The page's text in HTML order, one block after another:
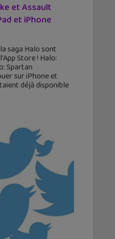
et Assault
et iPhone
saga Halo sont
Store ! Halo:
Spartan
sur iPhone et
déjà disponible